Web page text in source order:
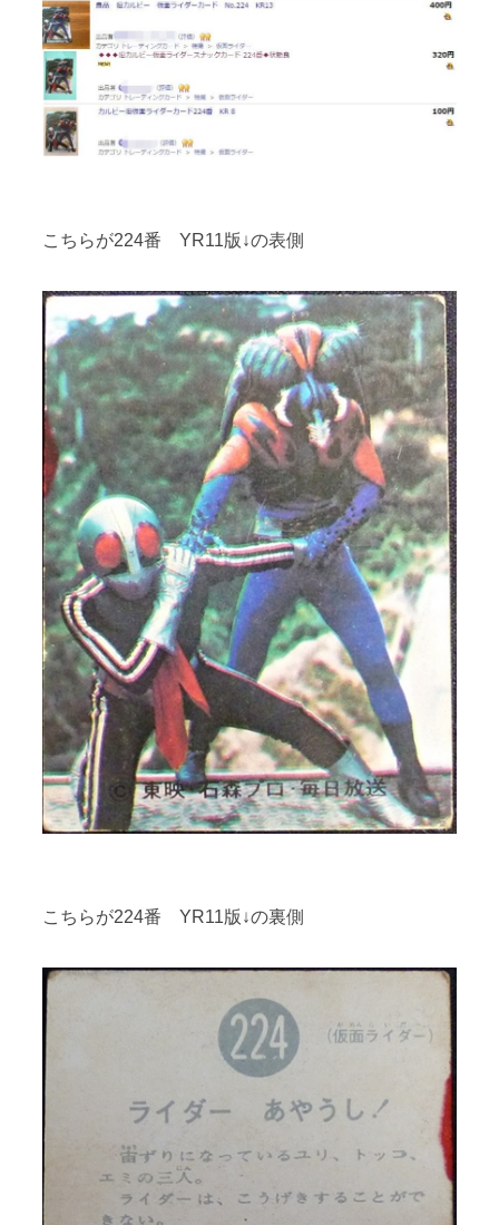
こちらが224番 YR11版↓の表側
こちらが224番 YR11版↓の裏側